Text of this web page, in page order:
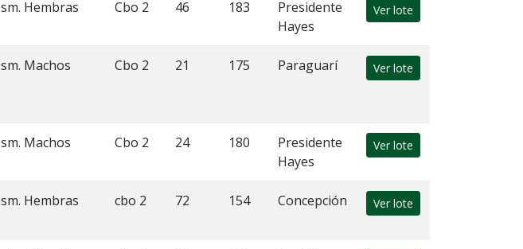
Hembras Cbo 2 46 183
Presidente
Hayes
Ver lote
Machos Cbo 2 21 175 Paraguarí Ver lote
Machos Cbo 2 24 180
Presidente
Hayes
Ver lote
Hembras cbo 2 72 154 Concepción Ver lote